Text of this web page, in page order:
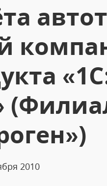
2010